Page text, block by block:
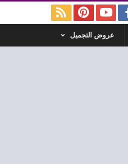
عروض التجميل